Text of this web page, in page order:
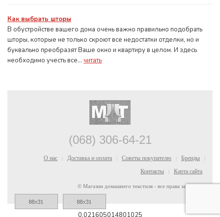
Как выбрать шторы
В обустройстве вашего дома очень важно правильно подобрать
шторы, которые не только скроют все недостатки отделки, но и
буквально преобразят Ваше окно и квартиру в целом. И здесь
необходимо учесть все... читать
(068) 306-64-21
О нас Доставка и оплата Советы покупателю Бренды
Контакты Карта сайта
© Магазин домашнего текстиля - все права защищены
0.021605014801025